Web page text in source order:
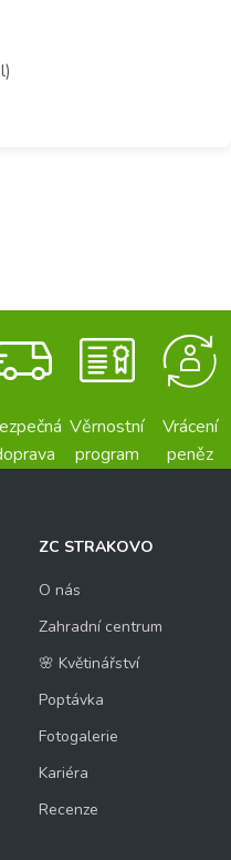
Věrnostní
program
Vrácení
peněz
ZC STRAKOVO
O nás
Zahradní centrum
🌸 Květinářství
Poptávka
Fotogalerie
Kariéra
Recenze